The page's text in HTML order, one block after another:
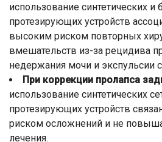
использование синтетических и
протезирующих устройств
высоким риском повторных
вмешательств из-за рецидива
недержания мочи и экспульсии
При коррекции пролапса
использование синтетических
протезирующих устройств
риском осложнений и не
лечения.